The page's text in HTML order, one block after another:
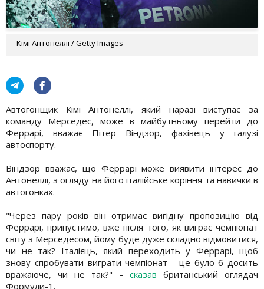
Кімі Антонеллі / Getty Images
Автогонщик Кімі Антонеллі, який наразі виступає за
команду Мерседес, може в майбутньому перейти до
Феррарі, вважає Пітер Віндзор, фахівець у галузі
автоспорту.
Віндзор вважає, що Феррарі може виявити інтерес до
Антонеллі, з огляду на його італійське коріння та навички в
автогонках.
"Через пару років він отримає вигідну пропозицію від
Феррарі, припустимо, вже після того, як виграє чемпіонат
світу з Мерседесом, йому буде дуже складно відмовитися,
чи не так? Італієць, який переходить у Феррарі, щоб
знову спробувати виграти чемпіонат - це було б досить
вражаюче, чи не так?" - сказав британський оглядач
Формули-1.